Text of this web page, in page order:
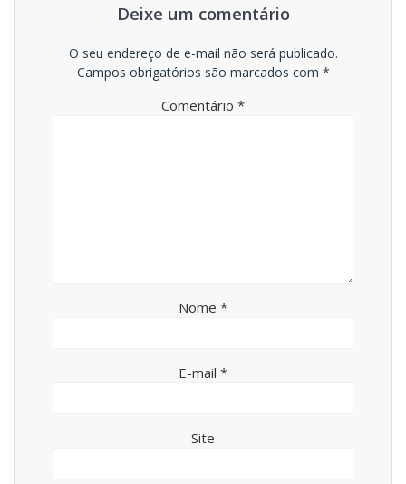
Deixe um comentário
O seu endereço de e-mail não será publicado.
Campos obrigatórios são marcados com *
Comentário *
Nome *
E-mail *
Site